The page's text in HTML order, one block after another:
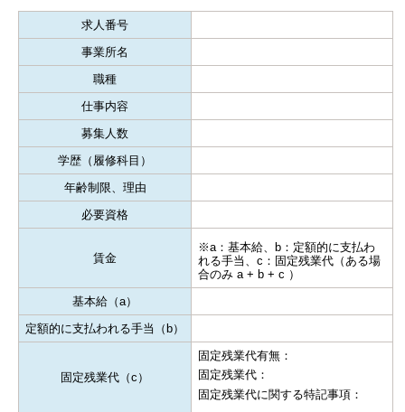
求人番号
事業所名
職種
仕事内容
募集人数
学歴（履修科目）
年齢制限、理由
必要資格
賃金
※a：基本給、b：定額的に支払わ
れる手当、c：固定残業代（ある場
合のみ a + b + c ）
基本給（a）
定額的に支払われる手当（b）
固定残業代（c）
固定残業代有無：
固定残業代：
固定残業代に関する特記事項：